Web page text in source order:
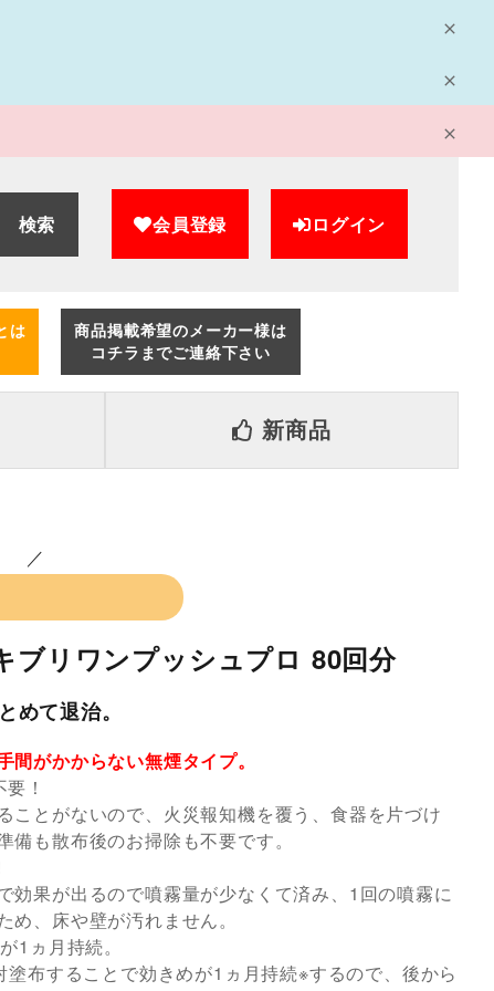
検索 会員登録 ログイン
は
商品掲載希望のメーカー様は
コチラまでご連絡下さい
新商品
ブリワンプッシュプロ 80回分
めて退治。
間がかからない無煙タイプ。
！
ことがないので、火災報知機を覆う、食器を片づけ
備も散布後のお掃除も不要です。
効果が出るので噴霧量が少なくて済み、1回の噴霧に
め、床や壁が汚れません。
1ヵ月持続。
布することで効きめが1ヵ月持続※するので、後から